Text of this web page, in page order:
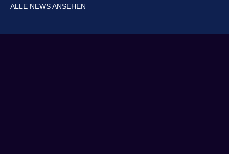
ALLE NEWS ANSEHEN